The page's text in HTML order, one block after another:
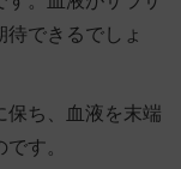
できるでしょ
保ち、血液を末端
です。